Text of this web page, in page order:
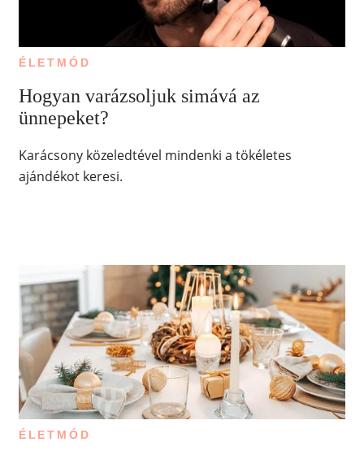
ÉLETMÓD
Hogyan varázsoljuk simává az
ünnepeket?
Karácsony közeledtével mindenki a tökéletes
ajándékot keresi.
ÉLETMÓD